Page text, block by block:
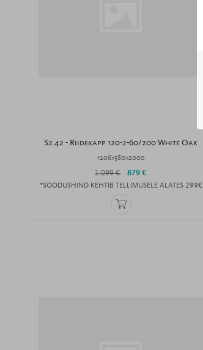
S2.42 - Riidekapp 120-2-60/200 White Oak
1206x580x2000
1 099 € 879 €
*SOODUSHIND KEHTIB TELLIMUSELE ALATES 299€